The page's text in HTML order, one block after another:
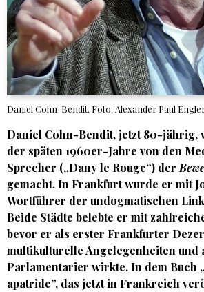
Daniel Cohn-Bendit. Foto: Alexander Paul
Daniel Cohn-Bendit, jetzt 80-jährig,
der späten 1960er-Jahre von den
Sprecher („Dany le Rouge“) der
gemacht. In Frankfurt wurde er mit
Wortführer der undogmatischen
Beide Städte belebte er mit
bevor er als erster Frankfurter
multikulturelle Angelegenheiten und
Parlamentarier wirkte. In dem Buch
apatride”, das jetzt in Frankreich